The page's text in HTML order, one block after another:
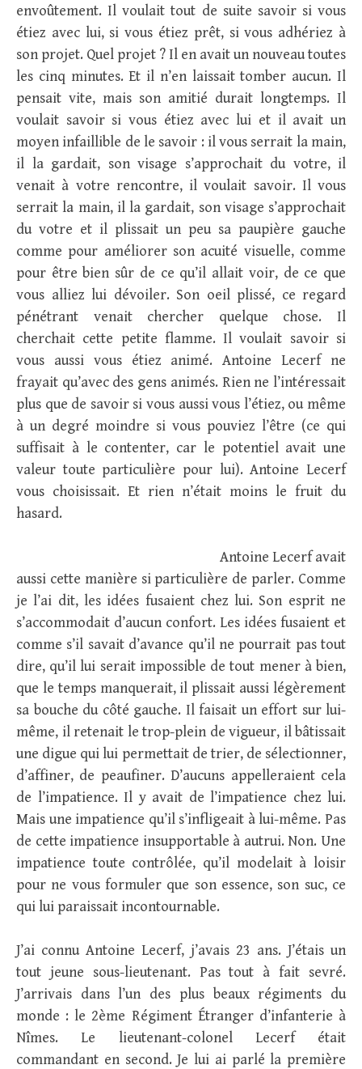
envoûtement. Il voulait tout de suite savoir si vous
étiez avec lui, si vous étiez prêt, si vous adhériez à
son projet. Quel projet ? Il en avait un nouveau toutes
les cinq minutes. Et il n’en laissait tomber aucun. Il
pensait vite, mais son amitié durait longtemps. Il
voulait savoir si vous étiez avec lui et il avait un
moyen infaillible de le savoir : il vous serrait la main,
il la gardait, son visage s’approchait du votre, il
venait à votre rencontre, il voulait savoir. Il vous
serrait la main, il la gardait, son visage s’approchait
du votre et il plissait un peu sa paupière gauche
comme pour améliorer son acuité visuelle, comme
pour être bien sûr de ce qu’il allait voir, de ce que
vous alliez lui dévoiler. Son oeil plissé, ce regard
pénétrant venait chercher quelque chose. Il
cherchait cette petite flamme. Il voulait savoir si
vous aussi vous étiez animé. Antoine Lecerf ne
frayait qu’avec des gens animés. Rien ne l’intéressait
plus que de savoir si vous aussi vous l’étiez, ou même
à un degré moindre si vous pouviez l’être (ce qui
suffisait à le contenter, car le potentiel avait une
valeur toute particulière pour lui). Antoine Lecerf
vous choisissait. Et rien n’était moins le fruit du
hasard.
Antoine Lecerf avait
aussi cette manière si particulière de parler. Comme
je l’ai dit, les idées fusaient chez lui. Son esprit ne
s’accommodait d’aucun confort. Les idées fusaient et
comme s’il savait d’avance qu’il ne pourrait pas tout
dire, qu’il lui serait impossible de tout mener à bien,
que le temps manquerait, il plissait aussi légèrement
sa bouche du côté gauche. Il faisait un effort sur lui-
même, il retenait le trop-plein de vigueur, il bâtissait
une digue qui lui permettait de trier, de sélectionner,
d’affiner, de peaufiner. D’aucuns appelleraient cela
de l’impatience. Il y avait de l’impatience chez lui.
Mais une impatience qu’il s’infligeait à lui-même. Pas
de cette impatience insupportable à autrui. Non. Une
impatience toute contrôlée, qu’il modelait à loisir
pour ne vous formuler que son essence, son suc, ce
qui lui paraissait incontournable.
J’ai connu Antoine Lecerf, j’avais 23 ans. J’étais un
tout jeune sous-lieutenant. Pas tout à fait sevré.
J’arrivais dans l’un des plus beaux régiments du
monde : le 2ème Régiment Étranger d’infanterie à
Nîmes. Le lieutenant-colonel Lecerf était
commandant en second. Je lui ai parlé la première